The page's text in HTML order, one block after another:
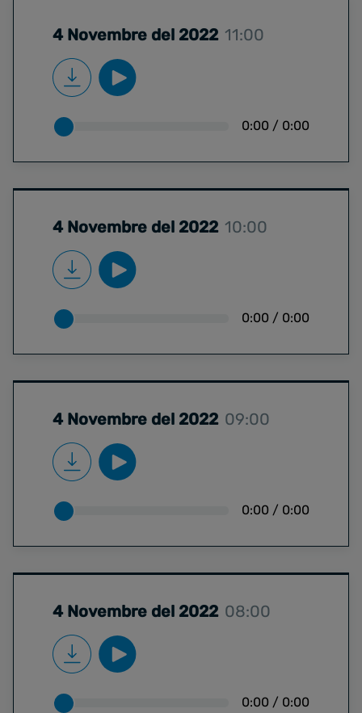
4 Novembre del 2022 11:00
0:00 / 0:00
4 Novembre del 2022 10:00
0:00 / 0:00
4 Novembre del 2022 09:00
0:00 / 0:00
4 Novembre del 2022 08:00
0:00 / 0:00